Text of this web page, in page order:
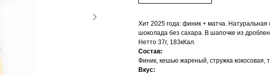
Хит 2025 года: финик + матча. Натуральная
шоколада без сахара. В шапочке из
Нетто 37г, 183кКал.
Состав:
Финик, кешью жареный, стружка кокосовая,
Вкус: